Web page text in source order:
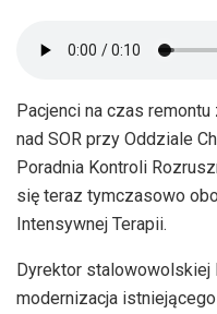
Pacjenci na czas
nad SOR przy Oddziale
Poradnia Kontroli
się teraz tymczasowo
Intensywnej Terapii.
Dyrektor stalowowolskiej
modernizacja